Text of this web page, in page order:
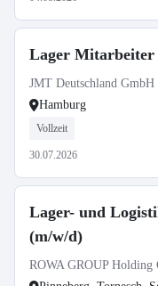
Lager Mitarbeiter
JMT Deutschland GmbH
Hamburg
Vollzeit
30.07.2026
Lager- und
(m/w/d)
ROWA GROUP Holding